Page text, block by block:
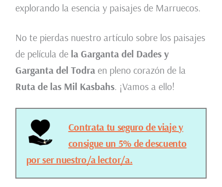
explorando la esencia y paisajes de Marruecos.
No te pierdas nuestro artículo sobre los paisajes
de película de la Garganta del Dades y
Garganta del Todraen pleno corazón de la
Ruta de las Mil Kasbahs. ¡Vamos a ello!
Contrata tu seguro de viaje y
consigue un 5% de descuento
por ser nuestro/a lector/a.